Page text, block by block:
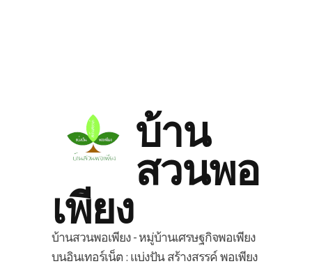
บ้าน
สวนพอ
เพียง
บ้านสวนพอเพียง - หมู่บ้านเศรษฐกิจพอเพียง
บนอินเทอร์เน็ต : แบ่งปัน สร้างสรรค์ พอเพียง